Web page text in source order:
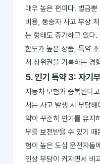
매우 높은 편이다. 벌금
비용, 동승자 사고 부상
는 형태도 증가하고 있다
한도가 높은 상품, 특약
서 상위권을 기록하는 경
5. 인기 특약 3: 자기
자동차 보험과 중복된다
서는 사고 발생 시 부담
약이 꾸준히 인기를 유지
부를 보전받을 수 있기 때
험이 높은 도심 운전자들
인상 부담이 커지면서 비